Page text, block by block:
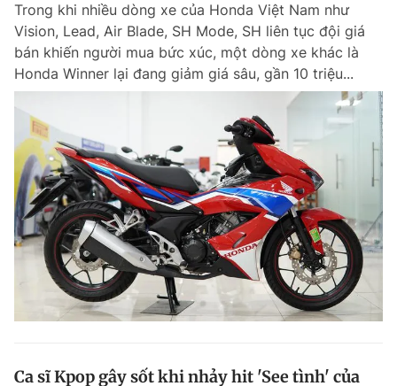
Trong khi nhiều dòng xe của Honda Việt Nam như
Vision, Lead, Air Blade, SH Mode, SH liên tục đội giá
bán khiến người mua bức xúc, một dòng xe khác là
Honda Winner lại đang giảm giá sâu, gần 10 triệu...
Ca sĩ Kpop gây sốt khi nhảy hit 'See tình' của